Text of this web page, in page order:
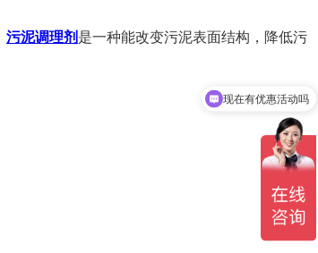
污泥调理剂 是一种能改变污泥表面结构，降低污
现在有优惠活动吗